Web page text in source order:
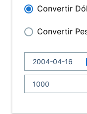
Convertir
Convertir